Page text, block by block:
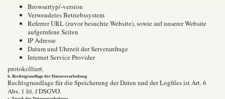
Browsertyp/-version
Verwendetes Betriebssystem
Referrer URL (zuvor besuchte Website), sowie auf unserer Website
aufgerufene Seiten
IP Adresse
Datum und Uhrzeit der Serveranfrage
Internet Service Provider
protokolliert.
b. Rechtsgrundlage der Datenverarbeitung
Rechtsgrundlage für die Speicherung der Daten und der Logfiles ist Art. 6
Abs. 1 lit. f DSGVO.